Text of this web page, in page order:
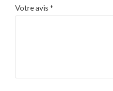
Votre avis *